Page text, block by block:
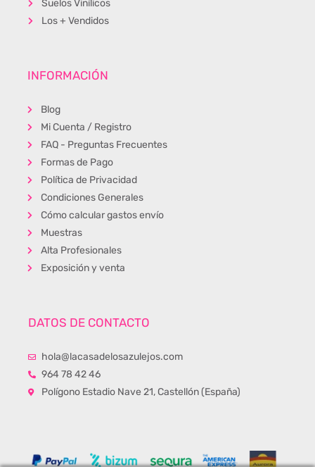
Suelos Vinílicos
Los + Vendidos
INFORMACIÓN
Blog
Mi Cuenta / Registro
FAQ - Preguntas Frecuentes
Formas de Pago
Política de Privacidad
Condiciones Generales
Cómo calcular gastos envío
Muestras
Alta Profesionales
Exposición y venta
DATOS DE CONTACTO
hola@lacasadelosazulejos.com
964 78 42 46
Polígono Estadio Nave 21, Castellón (España)